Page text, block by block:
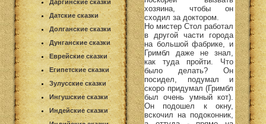
Даргинские сказки
Датские сказки
Долганские сказки
Дунганские сказки
Еврейские сказки
Египетские сказки
Зулусские сказки
Ингушские сказки
Индейские сказки
хозяина, чтобы он
сходил за доктором.
Но мистер Стол работал
в другой части города
на большой фабрике, и
Гримбл даже не знал,
как туда пройти. Что
было делать? Он
посидел, подумал и
скоро придумал (Гримбл
был очень умный кот).
Он подошел к окну,
вскочил на подоконник,